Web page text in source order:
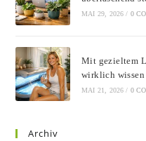
MAI 29, 2026 / 0
Mit gezieltem
wirklich wissen
MAI 21, 2026 / 0
Archiv